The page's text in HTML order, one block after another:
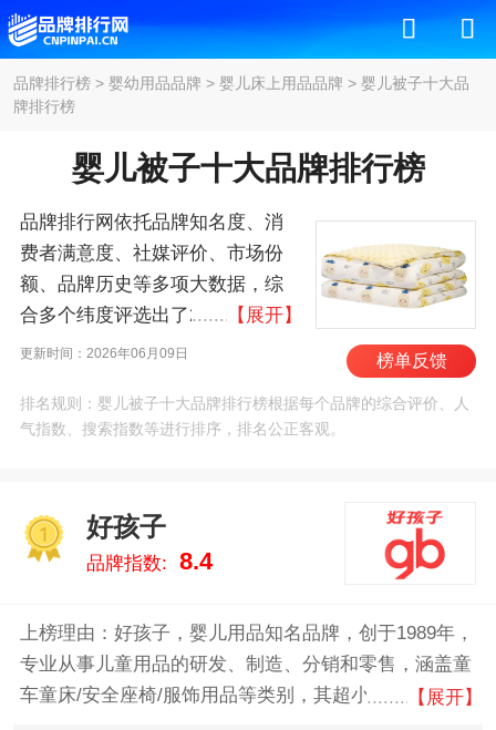
品牌排行榜> 婴幼用品品牌 > 婴儿床上用品品牌 > 婴儿被子十大品
牌排行榜
婴儿被子十大品牌排行榜
品牌排行网依托品牌知名度、消
费者满意度、社媒评价、市场份
额、品牌历史等多项大数据，综
合多个纬度评选出了2026年婴儿
被子十大品牌排行榜，其中前十
宝宝/Disney Baby、全棉时
代/PurCotton、水星宝贝、唯爱天
致力于用最真实的数据告诉您婴
儿被子什么牌子好，供您参考。
【展开】
更新时间：2026年06月09日 榜单反馈
排名规则：婴儿被子十大品牌排行榜根据每个品牌的综合评价、人
气指数、搜索指数等进行排序，排名公正客观。
好孩子
品牌指数: 8.4
上榜理由：好孩子，婴儿用品知名品牌，创于1989年，
专业从事儿童用品的研发、制造、分销和零售，涵盖童
车童床/安全座椅/服饰用品等类别，其超小尺寸折叠婴
【展开】